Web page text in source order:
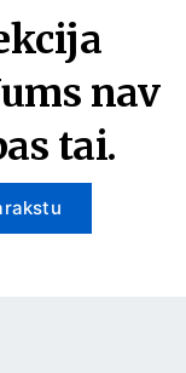
nav
tai.